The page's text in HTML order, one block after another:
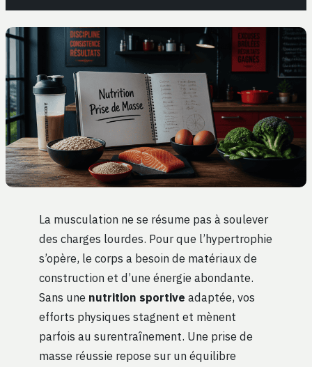
La musculation ne se résume pas à soulever
des charges lourdes. Pour que l’hypertrophie
s’opère, le corps a besoin de matériaux de
construction et d’une énergie abondante.
Sans une nutrition sportive adaptée, vos
efforts physiques stagnent et mènent
parfois au surentraînement. Une prise de
masse réussie repose sur un équilibre